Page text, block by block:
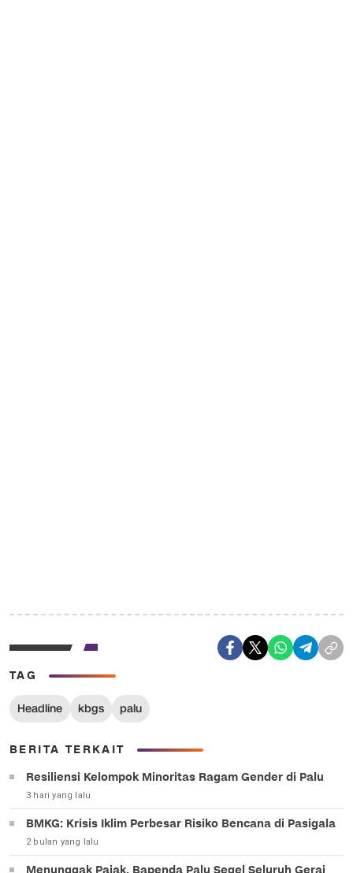
TAG
Headline kbgs palu
BERITA TERKAIT
Resiliensi Kelompok Minoritas Ragam Gender di Palu
3 hari yang lalu
BMKG: Krisis Iklim Perbesar Risiko Bencana di Pasigala
2 bulan yang lalu